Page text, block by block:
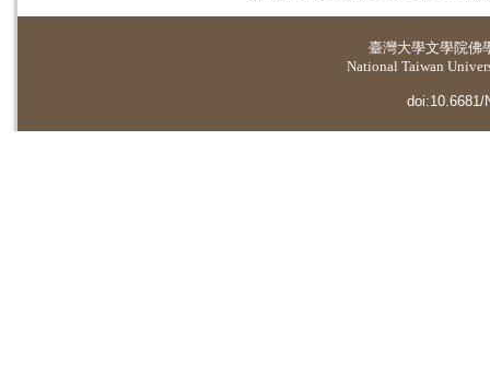
臺灣大學文學院佛
National Taiwan
doi:10.6681/